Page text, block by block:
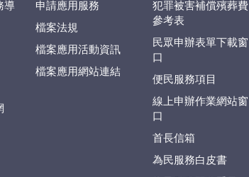
導
申請應用服務
檔案法規
檔案應用活動資訊
檔案應用網站連結
犯罪被害補償殯葬費
參考表
民眾申辦表單下載窗
口
便民服務項目
線上申辦作業網站窗
口
首長信箱
為民服務白皮書